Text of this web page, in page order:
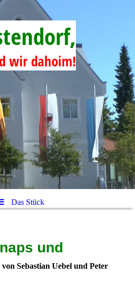
wir dahoim!
Das Stück
und
von Sebastian Uebel und Peter